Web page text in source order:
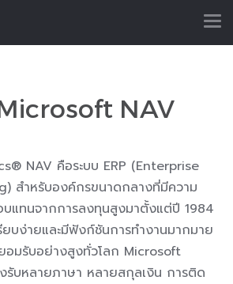
NAV
NAV คือระบบ ERP (Enterprise
สำหรับองค์กรขนาดกลางที่มีความ
บแทนจากการลงทุนสูงมาตั้งแต่ปี 1984
บง่ายและมีฟังก์ชันการทำงานมากมาย
อมรับอย่างสูงทั่วโลก Microsoft
รับหลายภาษา หลายสกุลเงิน การติด